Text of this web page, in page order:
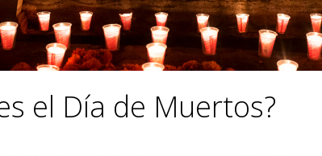
el Día de Muertos?